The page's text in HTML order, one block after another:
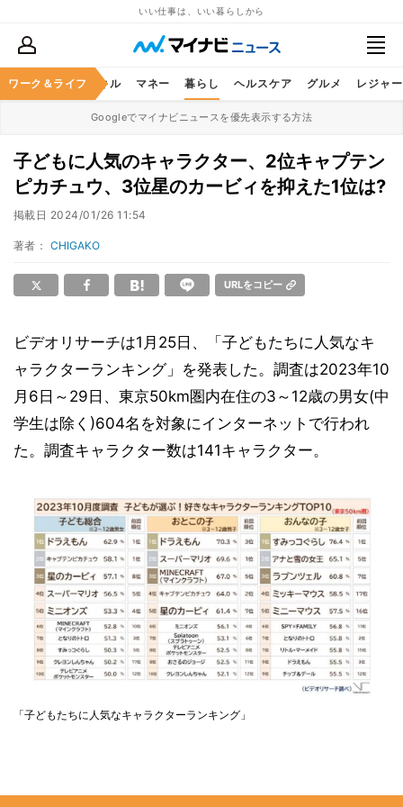
いい仕事は、いい暮らしから
ワーク＆ライフ
ア ビジネススキル マネー 暮らし ヘルスケア グルメ レジャー
Googleでマイナビニュースを優先表示する方法
子どもに人気のキャラクター、2位キャプテン
ピカチュウ、3位星のカービィを抑えた1位は?
掲載日 2024/01/26 11:54
著者： CHIGAKO
URLをコピー
ビデオリサーチは1月25日、「子どもたちに人気なキ
ャラクターランキング」を発表した。調査は2023年10
月6日～29日、東京50km圏内在住の3～12歳の男女(中
学生は除く)604名を対象にインターネットで行われ
た。調査キャラクター数は141キャラクター。
「子どもたちに人気なキャラクターランキング」